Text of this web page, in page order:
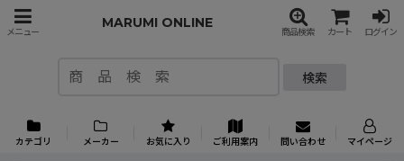
メニュー
MARUMI ONLINE
商品検索 カート ログイン
検索
カテゴリ メーカー お気に入り ご利用案内 問い合わせ マイページ